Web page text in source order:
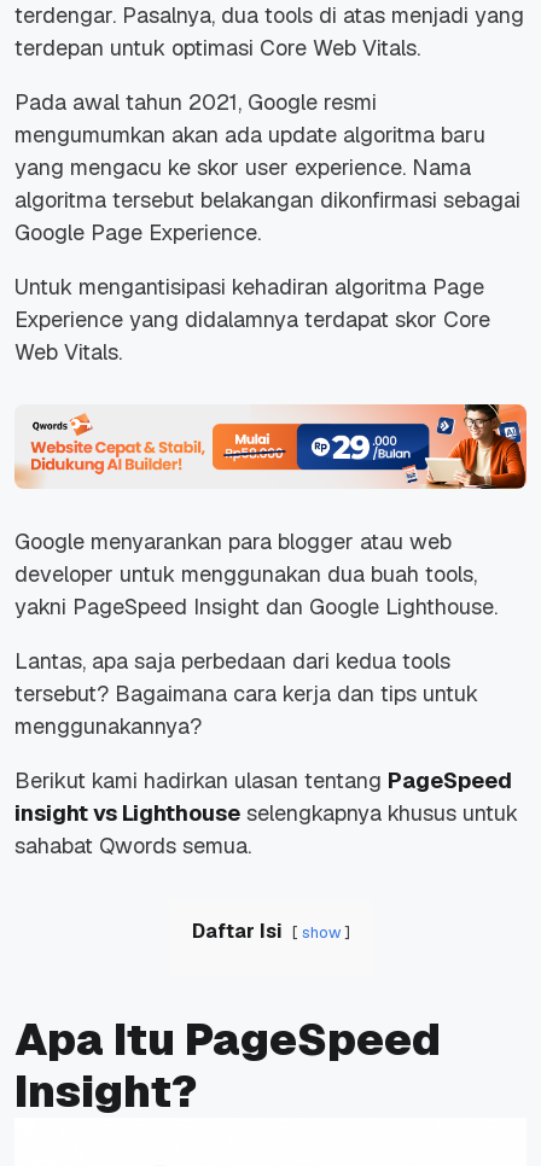
terdengar. Pasalnya, dua tools di atas menjadi yang
terdepan untuk optimasi Core Web Vitals.
Pada awal tahun 2021, Google resmi
mengumumkan akan ada update algoritma baru
yang mengacu ke skor user experience. Nama
algoritma tersebut belakangan dikonfirmasi sebagai
Google Page Experience.
Untuk mengantisipasi kehadiran algoritma Page
Experience yang didalamnya terdapat skor Core
Web Vitals.
Google menyarankan para blogger atau web
developer untuk menggunakan dua buah tools,
yakni PageSpeed Insight dan Google Lighthouse.
Lantas, apa saja perbedaan dari kedua tools
tersebut? Bagaimana cara kerja dan tips untuk
menggunakannya?
Berikut kami hadirkan ulasan tentang PageSpeed
insight vs Lighthouse selengkapnya khusus untuk
sahabat Qwords semua.
Daftar Isi show
Apa Itu PageSpeed
Insight?